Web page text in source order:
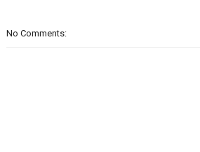
No Comments: